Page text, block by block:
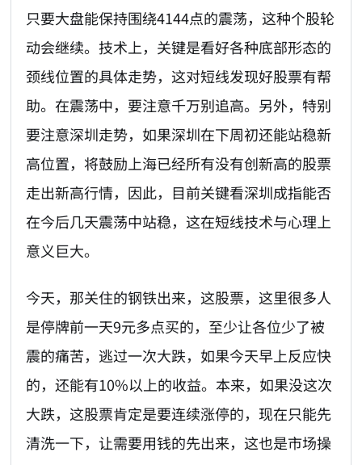
只要大盘能保持围绕4144点的震荡，这种个股轮
动会继续。技术上，关键是看好各种底部形态的
颈线位置的具体走势，这对短线发现好股票有帮
助。在震荡中，要注意千万别追高。另外，特别
要注意深圳走势，如果深圳在下周初还能站稳新
高位置，将鼓励上海已经所有没有创新高的股票
走出新高行情，因此，目前关键看深圳成指能否
在今后几天震荡中站稳，这在短线技术与心理上
意义巨大。
今天，那关住的钢铁出来，这股票，这里很多人
是停牌前一天9元多点买的，至少让各位少了被
震的痛苦，逃过一次大跌，如果今天早上反应快
的，还能有10%以上的收益。本来，如果没这次
大跌，这股票肯定是要连续涨停的，现在只能先
清洗一下，让需要用钱的先出来，这也是市场操